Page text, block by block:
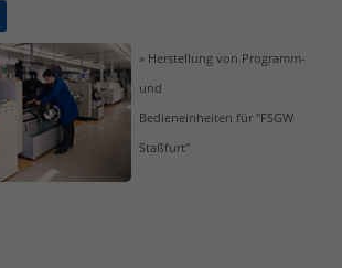
» Herstellung von Programm-
und
Bedieneinheiten für "FSGW
Staßfurt"